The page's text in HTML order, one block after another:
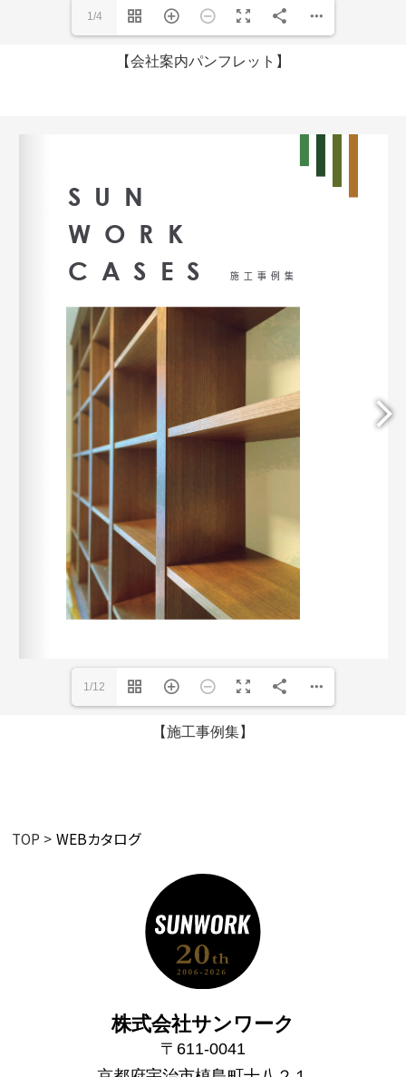
1/4
【会社案内パンフレット】
1/12
【施工事例集】
TOP WEBカタログ
株式会社サンワーク
〒611-0041